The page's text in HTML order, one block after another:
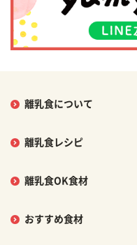
離乳食について
離乳食レシピ
離乳食OK食材
おすすめ食材